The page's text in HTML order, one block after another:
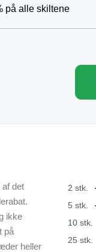
på alle skiltene
det
ikke
på
heller
2 stk.
5 stk.
10 stk.
25 stk.